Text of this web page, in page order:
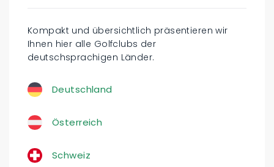
Kompakt und übersichtlich präsentieren wir
Ihnen hier alle Golfclubs der
deutschsprachigen Länder.
Deutschland
Österreich
Schweiz